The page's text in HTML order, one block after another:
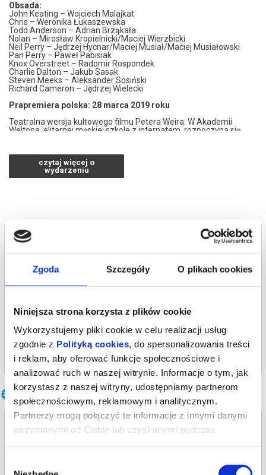
Zgoda Szczegóły O plikach cookies
Niniejsza strona korzysta z plików cookie
Wykorzystujemy pliki cookie w celu realizacji usług
zgodnie z Polityką cookies, do spersonalizowania treści
i reklam, aby oferować funkcje społecznościowe i
analizować ruch w naszej witrynie. Informacje o tym, jak
korzystasz z naszej witryny, udostępniamy partnerom
społecznościowym, reklamowym i analitycznym.
Partnerzy mogą połączyć te informacje z innymi danymi
otrzymanymi od Ciebie lub uzyskanymi podczas
Obsada:
John Keating – Wojciech Malajkat
Chris – Weronika Łukaszewska
Todd Anderson – Adrian Brząkała
Nolan – Mirosław Kropielnicki/Maciej Wierzbicki
Neil Perry – Jędrzej Hycnar/Maciej Musiał/Maciej Musiałowski
Pan Perry – Paweł Pabisiak
Knox Overstreet – Radomir Rospondek
Charlie Dalton – Jakub Sasak
Steven Meeks – Aleksander Sosiński
Richard Cameron – Jędrzej Wielecki
Prapremiera polska: 28 marca 2019 roku
Teatralna wersja kultowego filmu Petera Weira. W Akademii
Weltona, elitarnej męskiej szkole z internatem, rozpoczyna się
Czterem zasadom akademii, którymi są: tradycja, honor,
dyscyplina i doskonałość, przeciwstawia inny sposób kształcenia i
wychowania. Ciekawość świata, wrażliwość na literaturę piękną,
umiejętność samodzielnego myślenia i chęć rozwijania
*******
Bezpieczne zakupy w Bilety24. W przypadku odwołania
wydarzenia, gwarantujemy automatyczny zwrot środków
potwierdzony komunikatem wysyłanym na adres e-mail, podany
czytaj więcej o
wydarzeniu
Bilety na termin:
14.12.2026 , g. 19:00 (poniedziałek)
14.12.2026 , g. 19:00
Warszawa
kup bilet
Inne terminy
STOWARZYSZENIE UMARŁYCH POETÓW
11.09.2026 , g. 12:00